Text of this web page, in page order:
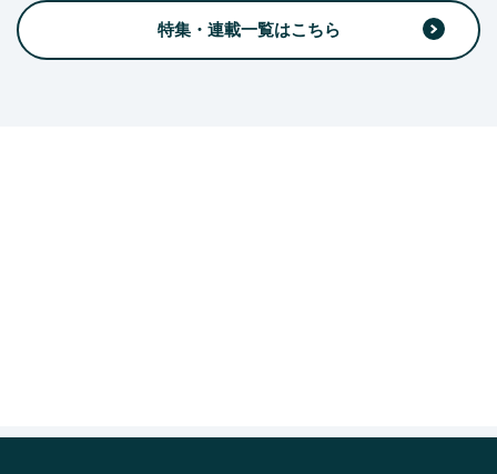
特集・連載一覧はこちら